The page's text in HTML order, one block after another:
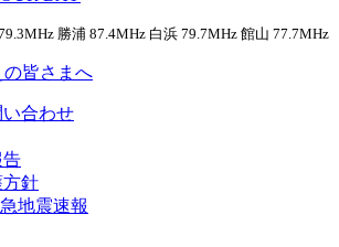
勝浦 87.4MHz 白浜 79.7MHz 館山 77.7MHz
皆さまへ
合わせ
告
針
地震速報